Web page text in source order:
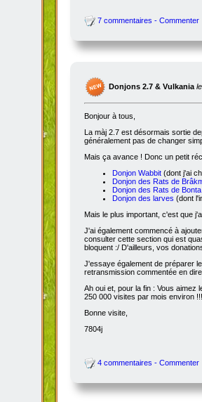
7 commentaires - Commenter
Donjons 2.7 & Vulkania
Bonjour à tous,
La màj 2.7 est désormais sortie
généralement pas de changer
Mais ça avance ! Donc un petit
Donjon Wabbit (dont j'ai
Donjon des Rats de
Donjon des Rats de Bonta
Donjon des larves (dont
Mais le plus important, c'est que
J'ai également commencé à
consulter cette section qui est
bloquent :/ D'ailleurs, vos
J'essaye également de préparer
retransmission commentée en
Ah oui et, pour la fin : Vous
250 000 visites par mois environ !!!
Bonne visite,
7804j
4 commentaires - Commenter